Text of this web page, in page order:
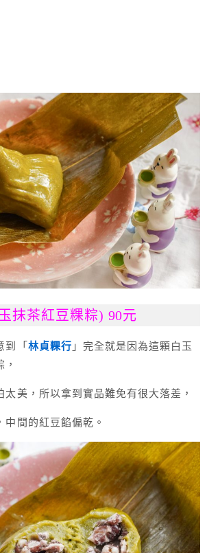
抹茶紅豆粿粽) 90元
到「 林貞粿行 」完全就是因為這顆白玉
美，所以拿到實品難免有很大落差，
間的紅豆餡偏乾。